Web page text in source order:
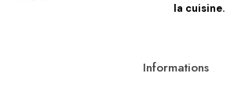
la cuisine.
Informations